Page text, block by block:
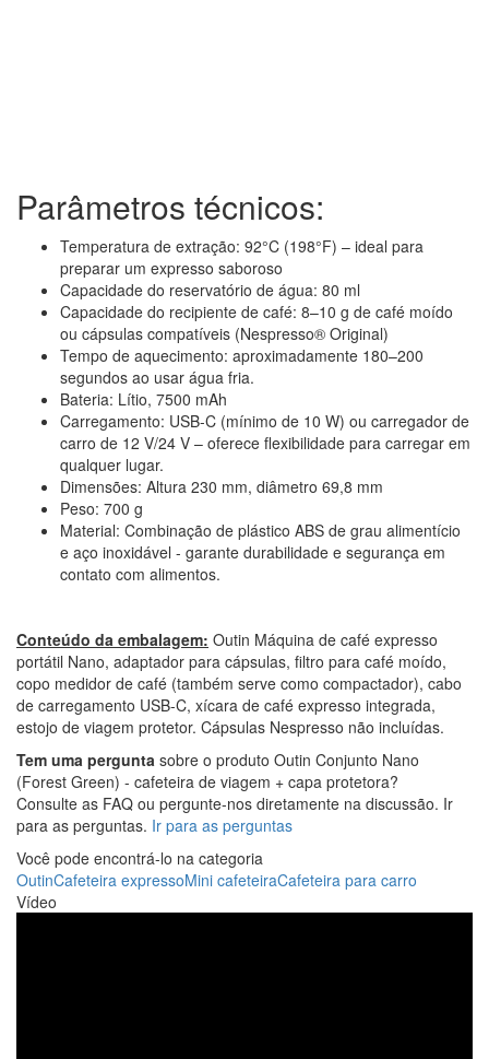
Parâmetros técnicos:
Temperatura de extração: 92°C (198°F) – ideal para
preparar um expresso saboroso
Capacidade do reservatório de água: 80 ml
Capacidade do recipiente de café: 8–10 g de café moído
ou cápsulas compatíveis (Nespresso® Original)
Tempo de aquecimento: aproximadamente 180–200
segundos ao usar água fria.
Bateria: Lítio, 7500 mAh
Carregamento: USB-C (mínimo de 10 W) ou carregador de
carro de 12 V/24 V – oferece flexibilidade para carregar em
qualquer lugar.
Dimensões: Altura 230 mm, diâmetro 69,8 mm
Peso: 700 g
Material: Combinação de plástico ABS de grau alimentício
e aço inoxidável - garante durabilidade e segurança em
contato com alimentos.
Conteúdo da embalagem: Outin Máquina de café expresso
portátil Nano, adaptador para cápsulas, filtro para café moído,
copo medidor de café (também serve como compactador), cabo
de carregamento USB-C, xícara de café expresso integrada,
estojo de viagem protetor. Cápsulas Nespresso não incluídas.
Tem uma pergunta sobre o produto Outin Conjunto Nano
(Forest Green) - cafeteira de viagem + capa protetora?
Consulte as FAQ ou pergunte-nos diretamente na discussão. Ir
para as perguntas. Ir para as perguntas
Você pode encontrá-lo na categoria
OutinCafeteira expressoMini cafeteiraCafeteira para carro
Vídeo